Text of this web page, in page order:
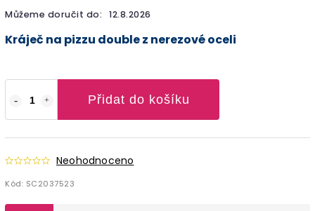
Můžeme doručit do: 12.8.2026
Přidat do košíku
Neohodnoceno
Kód: SC2037523
Kráječ na pizzu double z nerezové oceli